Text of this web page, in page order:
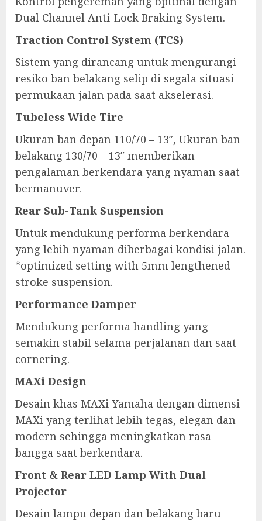
Dual Channel Anti-Lock Braking System.
Traction Control System (TCS)
Sistem yang dirancang untuk mengurangi
resiko ban belakang selip di segala situasi
permukaan jalan pada saat akselerasi.
Tubeless Wide Tire
Ukuran ban depan 110/70 – 13″, Ukuran ban
belakang 130/70 – 13″ memberikan
pengalaman berkendara yang nyaman saat
bermanuver.
Rear Sub-Tank Suspension
Untuk mendukung performa berkendara
yang lebih nyaman diberbagai kondisi jalan.
*optimized setting with 5mm lengthened
stroke suspension.
Performance Damper
Mendukung performa handling yang
semakin stabil selama perjalanan dan saat
cornering.
MAXi Design
Desain khas MAXi Yamaha dengan dimensi
MAXi yang terlihat lebih tegas, elegan dan
modern sehingga meningkatkan rasa
bangga saat berkendara.
Front & Rear LED Lamp With Dual
Projector
Desain lampu depan dan belakang baru